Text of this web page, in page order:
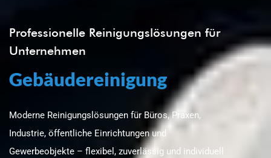
Professionelle Reinigungslösungen für
Unternehmen
Gebäudereinigung
Moderne Reinigungslösungen für Büros, Praxen,
Industrie, öffentliche Einrichtungen und
Gewerbeobjekte – flexibel, zuverlässig und individuell